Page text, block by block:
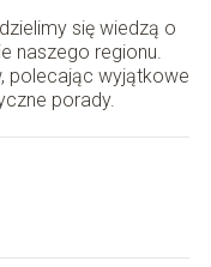
się wiedzą o
naszego regionu.
polecając wyjątkowe
porady.